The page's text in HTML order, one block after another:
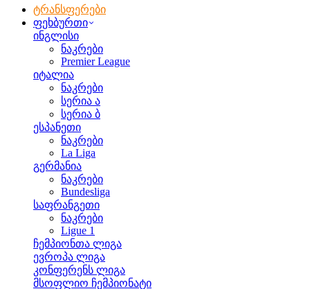
ტრანსფერები
ფეხბურთი
ინგლისი
ნაკრები
Premier League
იტალია
ნაკრები
სერია ა
სერია ბ
ესპანეთი
ნაკრები
La Liga
გერმანია
ნაკრები
Bundesliga
საფრანგეთი
ნაკრები
Ligue 1
ჩემპიონთა ლიგა
ევროპა ლიგა
კონფერენს ლიგა
მსოფლიო ჩემპიონატი